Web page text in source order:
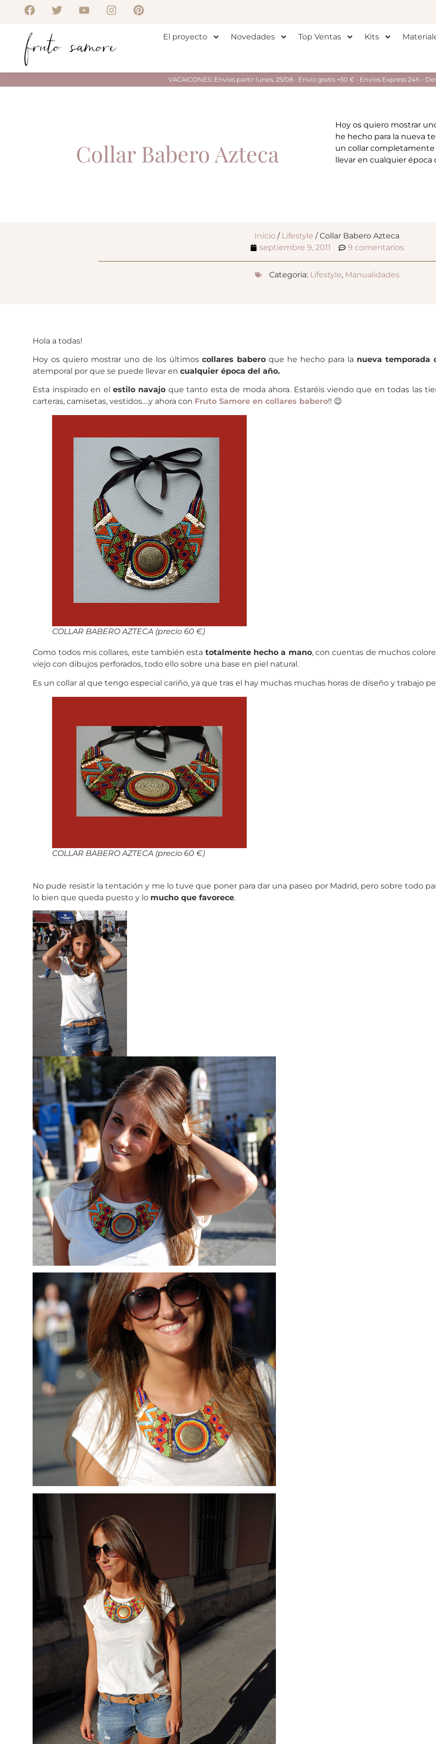
El proyecto Novedades Top Ventas Kits
VACAICONES: Envios partir lunes, 25/08 - Envío gratis +50 € - Envíos Express 24h -
Collar Babero Azteca
Hoy os quiero mostrar
he hecho para la nueva
un collar
llevar en cualquier época
Inicio / Lifestyle / Collar Babero Azteca
septiembre 9, 2011
9 comentarios
Categoria: Lifestyle, Manualidades
Hola a todas!
Hoy os quiero mostrar uno de los últimoscollares babero que he hecho para la nueva temporada
atemporal por que se puede llevar encualquier época del año.
Esta inspirado en el estilo navajo que tanto esta de moda ahora. Estaréis viendo que en todas las
carteras, camisetas, vestidos….y ahora con Fruto Samore en collares babero!! 😉
COLLAR BABERO AZTECA (precio 60 €)
Como todos mis collares, este también esta totalmente hecho a mano, con cuentas de muchos
viejo con dibujos perforados, todo ello sobre una base en piel natural.
Es un collar al que tengo especial cariño, ya que tras el hay muchas muchas horas de diseño y trabajo
COLLAR BABERO AZTECA (precio 60 €)
No pude resistir la tentación y me lo tuve que poner para dar una paseo por Madrid, pero sobre todo
lo bien que queda puesto y lo mucho que favorece.